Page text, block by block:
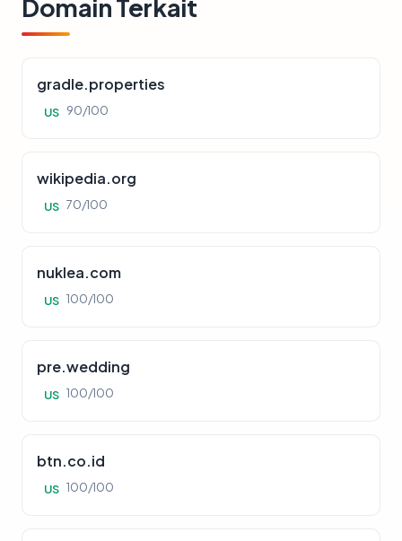
Domain Terkait
gradle.properties
US 90/100
wikipedia.org
US 70/100
nuklea.com
US 100/100
pre.wedding
US 100/100
btn.co.id
US 100/100